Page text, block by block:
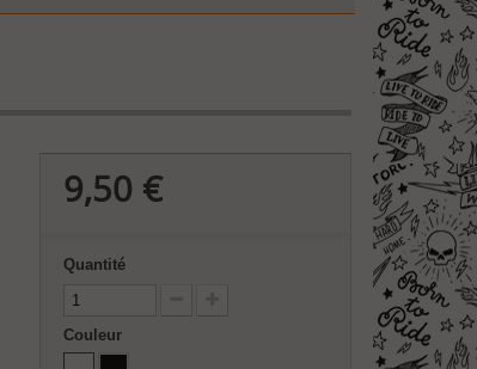
9,50 €
Quantité
Couleur